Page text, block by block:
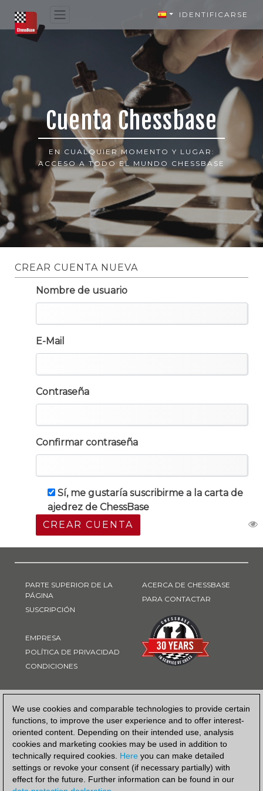
We use cookies and comparable technologies to provide certain
functions, to improve the user experience and to offer interest-
oriented content. Depending on their intended use, analysis
cookies and marketing cookies may be used in addition to
technically required cookies. Here you can make detailed
settings or revoke your consent (if necessary partially) with
effect for the future. Further information can be found in our
IDENTIFICARSE
Cuenta Chessbase
EN CUALQUIER MOMENTO Y LUGAR:
ACCESO A TODO EL MUNDO CHESSBASE
CREAR CUENTA NUEVA
Nombre de usuario
E-Mail
Contraseña
Confirmar contraseña
Sí, me gustaría suscribirme a la carta de
ajedrez de ChessBase
CREAR CUENTA
PARTE SUPERIOR DE LA
PÁGINA
SUSCRIPCIÓN
EMPRESA
POLÍTICA DE PRIVACIDAD
CONDICIONES
ACERCA DE CHESSBASE
PARA CONTACTAR
FORMA DE PAGO